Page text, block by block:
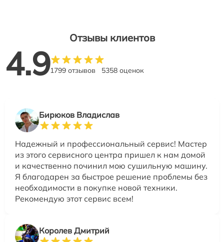
Отзывы клиентов
4.91799 отзывов 5358 оценок
Бирюков Владислав
Надежный и профессиональный сервис! Мастер
из этого сервисного центра пришел к нам домой
и качественно починил мою сушильную машину.
Я благодарен за быстрое решение проблемы без
необходимости в покупке новой техники.
Рекомендую этот сервис всем!
Королев Дмитрий